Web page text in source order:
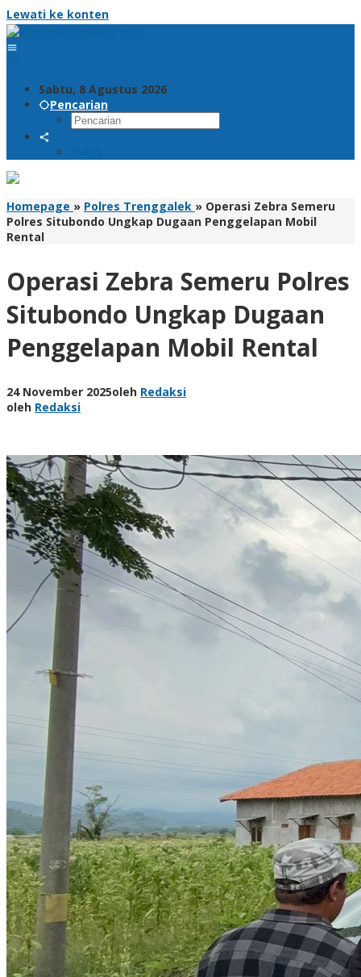
Lewati ke konten
Sabtu, 8 Agustus 2026
Pencarian
Homepage » Polres Trenggalek » Operasi Zebra Semeru
Polres Situbondo Ungkap Dugaan Penggelapan Mobil
Rental
Operasi Zebra Semeru Polres
Situbondo Ungkap Dugaan
Penggelapan Mobil Rental
24 November 2025oleh Redaksi
oleh Redaksi